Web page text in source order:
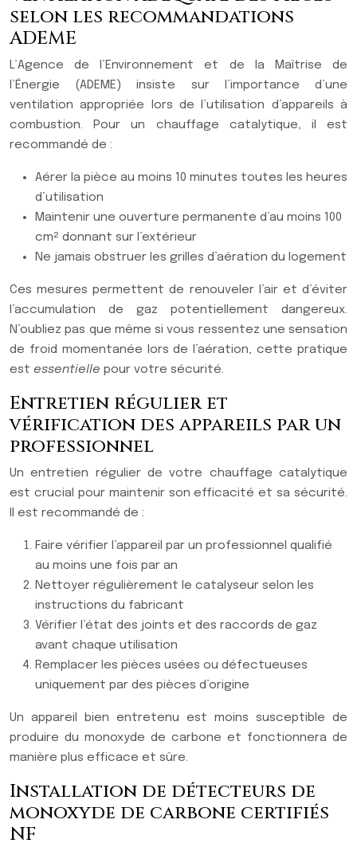
selon les recommandations
ADEME
L’Agence de l’Environnement et de la Maîtrise de
l’Énergie (ADEME) insiste sur l’importance d’une
ventilation appropriée lors de l’utilisation d’appareils à
combustion. Pour un chauffage catalytique, il est
recommandé de :
Aérer la pièce au moins 10 minutes toutes les heures
d’utilisation
Maintenir une ouverture permanente d’au moins 100
cm² donnant sur l’extérieur
Ne jamais obstruer les grilles d’aération du logement
Ces mesures permettent de renouveler l’air et d’éviter
l’accumulation de gaz potentiellement dangereux.
N’oubliez pas que même si vous ressentez une sensation
de froid momentanée lors de l’aération, cette pratique
est essentielle pour votre sécurité.
Entretien régulier et
vérification des appareils par un
professionnel
Un entretien régulier de votre chauffage catalytique
est crucial pour maintenir son efficacité et sa sécurité.
Il est recommandé de :
Faire vérifier l’appareil par un professionnel qualifié
au moins une fois par an
Nettoyer régulièrement le catalyseur selon les
instructions du fabricant
Vérifier l’état des joints et des raccords de gaz
avant chaque utilisation
Remplacer les pièces usées ou défectueuses
uniquement par des pièces d’origine
Un appareil bien entretenu est moins susceptible de
produire du monoxyde de carbone et fonctionnera de
manière plus efficace et sûre.
Installation de détecteurs de
monoxyde de carbone certifiés
NF